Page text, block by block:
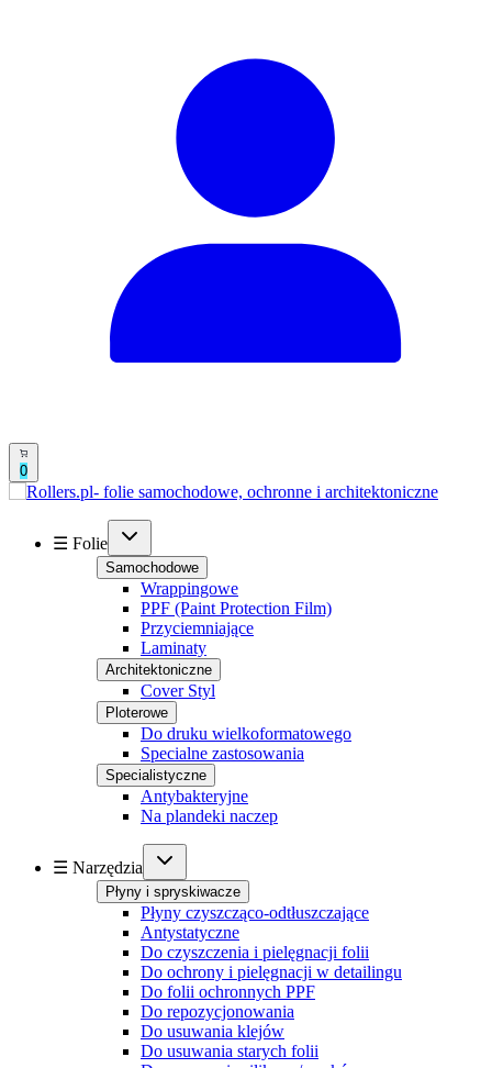
0
☰ Folie
Samochodowe
Wrappingowe
PPF (Paint Protection Film)
Przyciemniające
Laminaty
Architektoniczne
Cover Styl
Ploterowe
Do druku wielkoformatowego
Specialne zastosowania
Specialistyczne
Antybakteryjne
Na plandeki naczep
☰ Narzędzia
Płyny i spryskiwacze
Płyny czyszcząco-odtłuszczające
Antystatyczne
Do czyszczenia i pielęgnacji folii
Do ochrony i pielęgnacji w detailingu
Do folii ochronnych PPF
Do repozycjonowania
Do usuwania klejów
Do usuwania starych folii